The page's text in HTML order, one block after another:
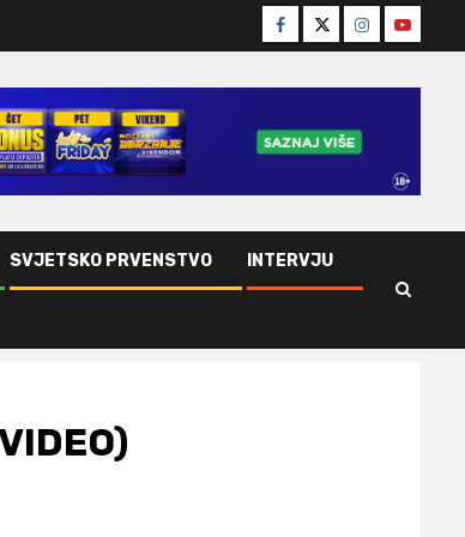
Facebook
TwitterInstagram
Youtube
SVJETSKO PRVENSTVO INTERVJU